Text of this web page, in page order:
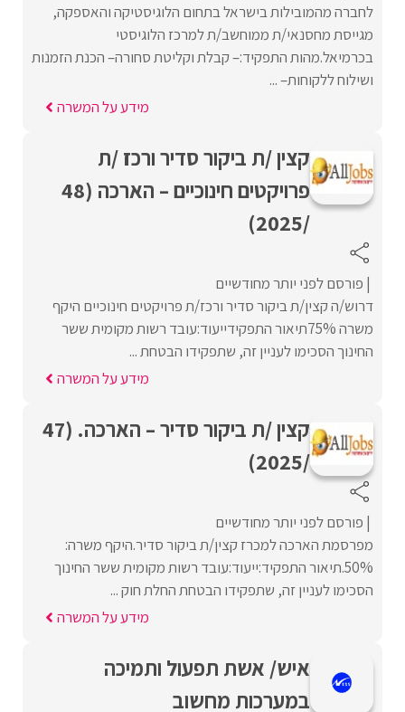
לחברה מהמובילות בישראל בתחום הלוגיסטיקה והאספקה,
מגייסת מחסנאי/ת ממוחשב/ת למרכז הלוגיסטי
בכרמיאל.מהות התפקיד:– קבלת וקליטת סחורה– הכנת הזמנות
ושילוח ללקוחות– ...
מידע על המשרה
קצין /ת ביקור סדיר ורכז /ת
פרויקטים חינוכיים – הארכה (48
/2025)
פורסם לפני יותר מחודשיים
דרוש/ה קצין/ת ביקור סדיר ורכז/ת פרויקטים חינוכיים היקף
משרה 75%תיאור התפקידייעוד:עובד רשות מקומית ששר
החינוך הסכימו לעניין זה, שתפקידו הבטחת ...
מידע על המשרה
קצין /ת ביקור סדיר – הארכה. (47
/2025)
פורסם לפני יותר מחודשיים
מפרסמת הארכה למכרז קצין/ת ביקור סדיר.היקף משרה:
50%.תיאור התפקיד:ייעוד:עובד רשות מקומית ששר החינוך
הסכימו לעניין זה, שתפקידו הבטחת החלת חוק ...
מידע על המשרה
איש/ אשת תפעול ותמיכה
במערכות מחשוב